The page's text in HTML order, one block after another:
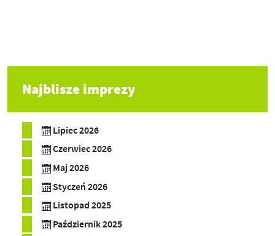
Najblisze imprezy
Lipiec 2026
Czerwiec 2026
Maj 2026
Styczeń 2026
Listopad 2025
Październik 2025